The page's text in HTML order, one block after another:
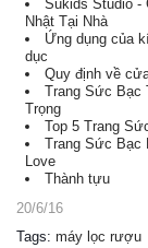
Sukids Studio -
Nhật Tại Nhà
Ứng dụng của
dục
Quy định về
Trang Sức Bạc
Trọng
Top 5 Trang
Trang Sức Bạc
Love
Thành tựu
20/6/16
Tags: máy lọc rượu